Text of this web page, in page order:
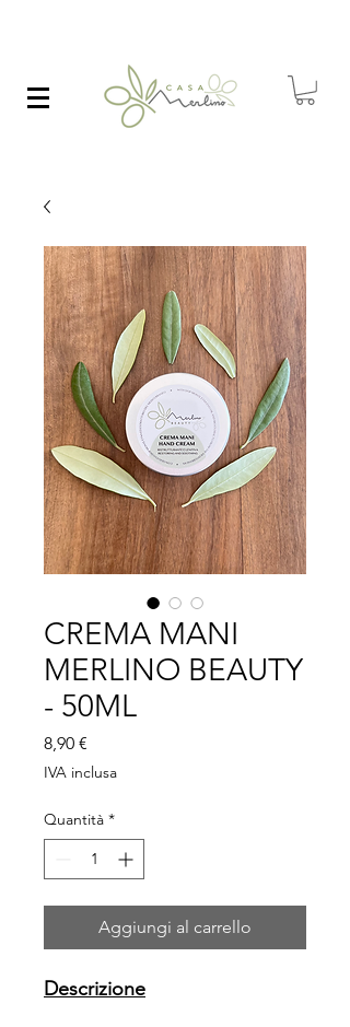
CREMA MANI
MERLINO BEAUTY
- 50ML
8,90 €
IVA inclusa
Quantità *
Aggiungi al carrello
Descrizione